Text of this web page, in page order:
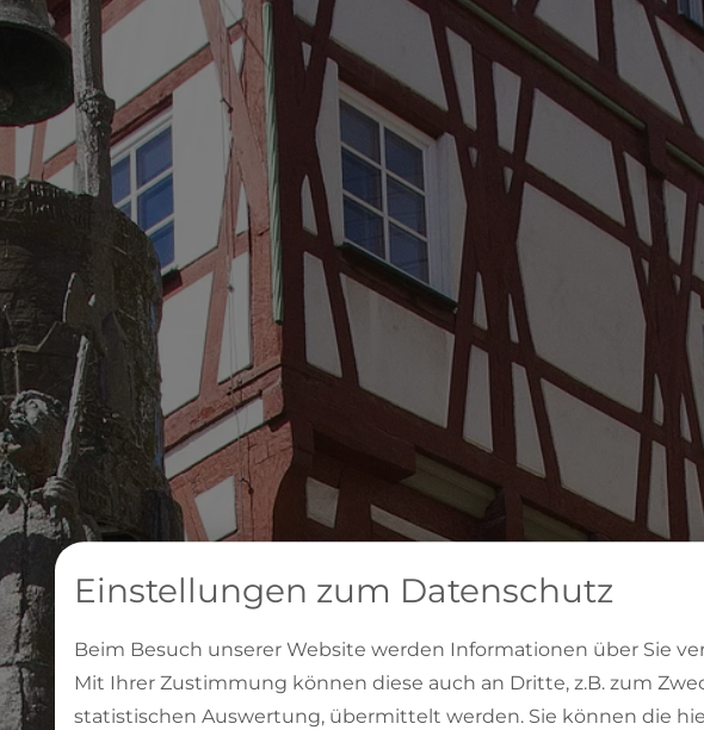
Einstellungen zum Datenschutz
Beim Besuch unserer Website werden Informationen über Sie
Mit Ihrer Zustimmung können diese auch an Dritte, z.B. zum
statistischen Auswertung, übermittelt werden. Sie können die